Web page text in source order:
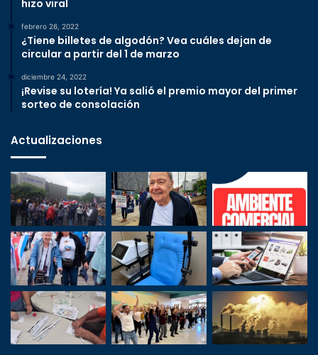
hizo viral
febrero 26, 2022
¿Tiene billetes de algodón? Vea cuáles dejan de
circular a partir del 1 de marzo
diciembre 24, 2022
¡Revise su lotería! Ya salió el premio mayor del primer
sorteo de consolación
Actualizaciones